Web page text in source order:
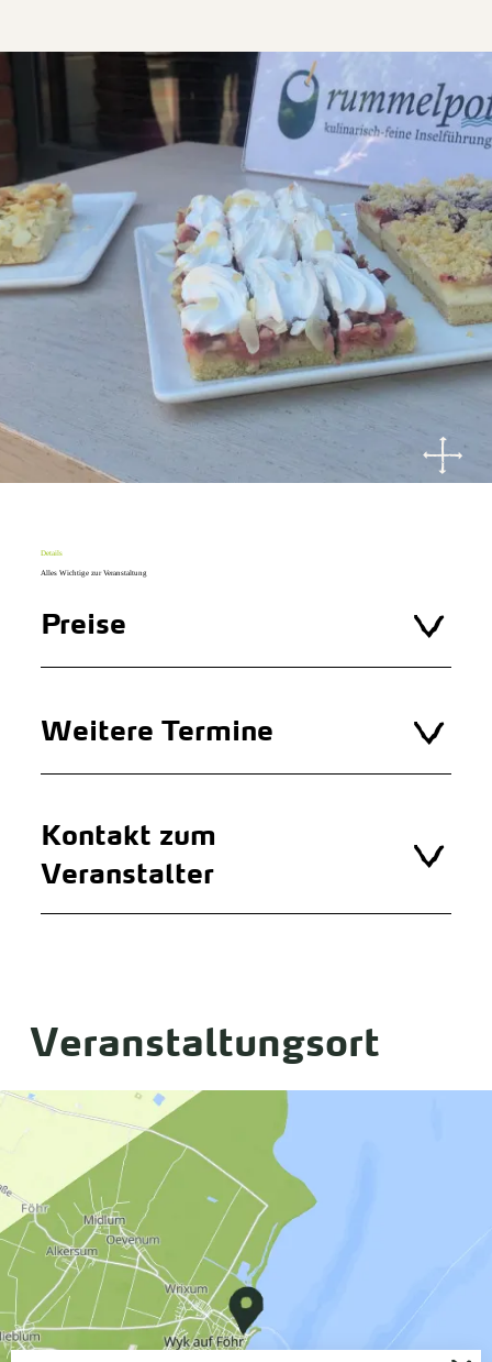
Details
Alles Wichtige zur Veranstaltung
Preise
Weitere Termine
Kontakt zum
Veranstalter
Veranstaltungsort